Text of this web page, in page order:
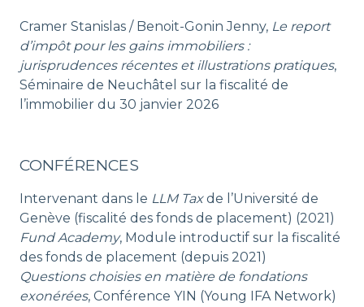
Cramer Stanislas / Benoit-Gonin Jenny, Le report
d’impôt pour les gains immobiliers :
jurisprudences récentes et illustrations pratiques,
Séminaire de Neuchâtel sur la fiscalité de
l’immobilier du 30 janvier 2026
CONFÉRENCES
Intervenant dans le LLM Taxde l’Université de
Genève (fiscalité des fonds de placement) (2021)
Fund Academy, Module introductif sur la fiscalité
des fonds de placement (depuis 2021)
Questions choisies en matière de fondations
exonérées, Conférence YIN (Young IFA Network)